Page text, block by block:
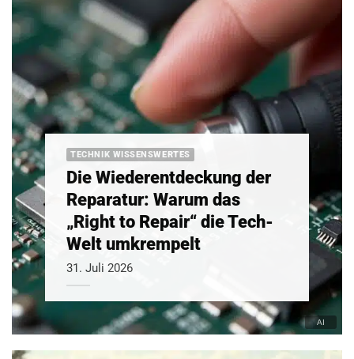
TECHNIK WISSENSWERTES
Die Wiederentdeckung der
Reparatur: Warum das
„Right to Repair“ die Tech-
Welt umkrempelt
31. Juli 2026